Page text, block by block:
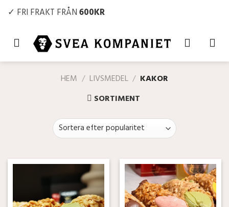
✓ FRI FRAKT FRÅN600KR
HEM / LIVSMEDEL / KAKOR
SORTIMENT